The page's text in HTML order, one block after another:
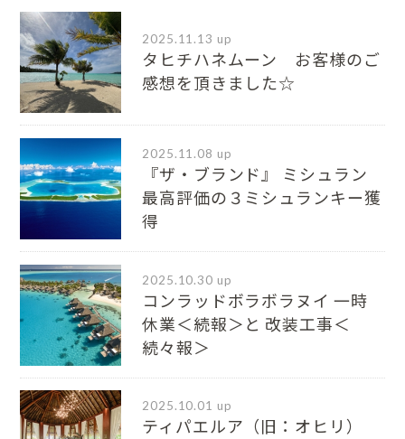
2025.11.13 up
タヒチハネムーン お客様のご
感想を頂きました☆
2025.11.08 up
『ザ・ブランド』 ミシュラン
最⾼評価の３ミシュランキー獲
得
2025.10.30 up
コンラッドボラボラヌイ 一時
休業＜続報＞と 改装工事＜
続々報＞
2025.10.01 up
ティパエルア（旧：オヒリ）